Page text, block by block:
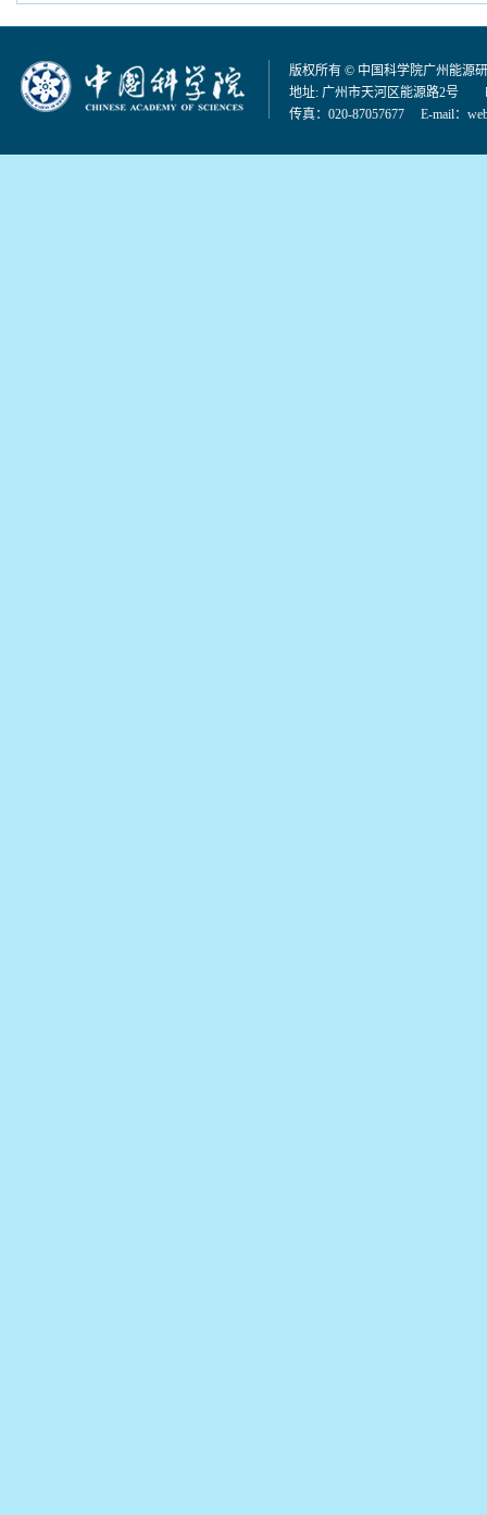
版权所有 © 中国科学院广州能源
地址: 广州市天河区能源路2号
传真：020-87057677 E-mail：